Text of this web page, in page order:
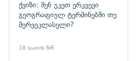
ქვიზი: შენ უკეთ ერკვევი
გეოგრაფიულ ტერმინებში თუ
მერვეკლასელი?
18 საათის წინ